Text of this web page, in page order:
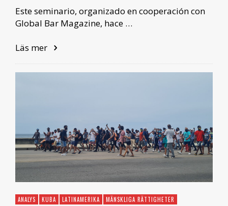
Este seminario, organizado en cooperación con
Global Bar Magazine, hace …
Läs mer
ANALYS KUBA LATINAMERIKA MÄNSKLIGA RÄTTIGHETER